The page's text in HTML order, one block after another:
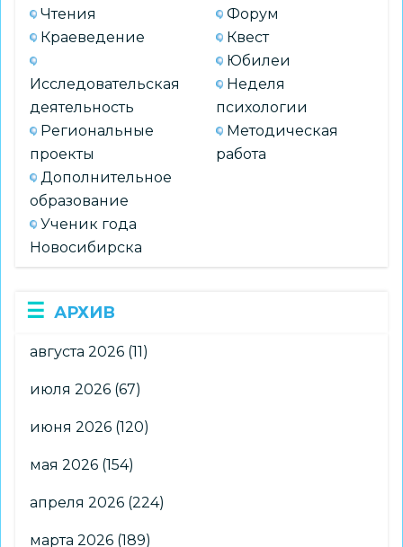
Чтения
Краеведение
Исследовательская
деятельность
Региональные
проекты
Дополнительное
образование
Ученик года
Новосибирска
Форум
Квест
Юбилеи
Неделя
психологии
Методическая
работа
АРХИВ
августа 2026 (11)
июля 2026 (67)
июня 2026 (120)
мая 2026 (154)
апреля 2026 (224)
марта 2026 (189)